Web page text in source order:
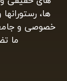
ها،
خصوصی و
ما